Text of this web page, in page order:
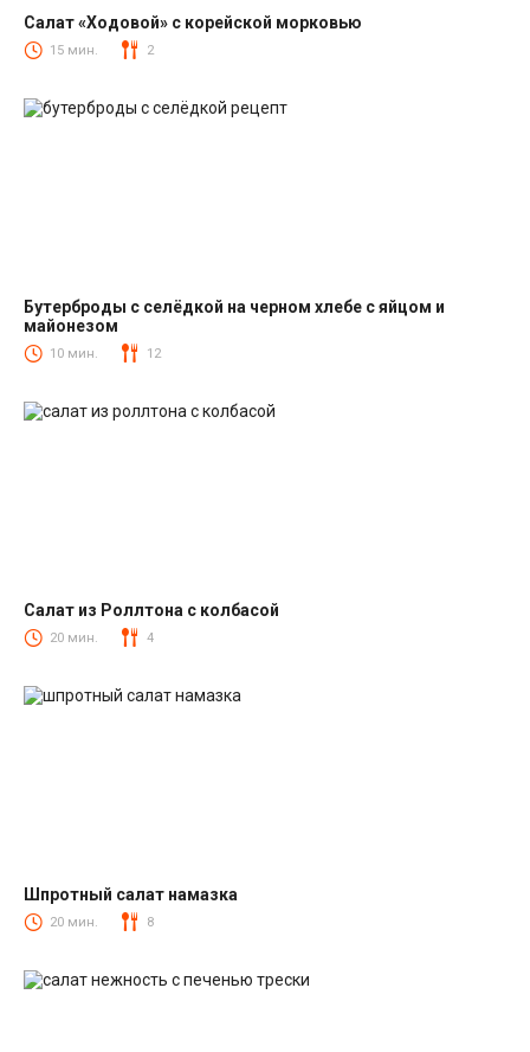
Салаты с корейской морковкой
Салат «Ходовой» с корейской морковью
15 мин. 2
Закуски
Бутерброды с селёдкой на черном хлебе с яйцом и
майонезом
10 мин. 12
Салаты с колбасой
Салат из Роллтона с колбасой
20 мин. 4
Салаты со шпротами
Шпротный салат намазка
20 мин. 8